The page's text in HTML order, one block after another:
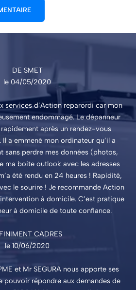
DE SMET
le 04/05/2020
services d’Action reparordi car mon
endommagé. Le dépanneur
après un rendez-vous
a emmené mon ordinateur qu’il a
sans perdre mes données (photos,
ma boite outlook avec les adresses
été rendu en 24 heures ! Rapidité,
le sourire ! Je recommande Action
à domicile. C’est pratique
à domicile de toute confiance.
CADRES
le 10/06/2020
et Mr SEGURA nous apporte ses
pouvoir répondre aux demandes de